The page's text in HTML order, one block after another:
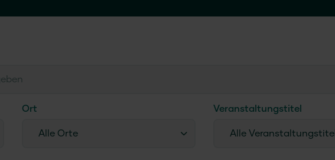
Ort
Alle Orte
Veranstaltungstitel
Alle Veranstaltungstitel